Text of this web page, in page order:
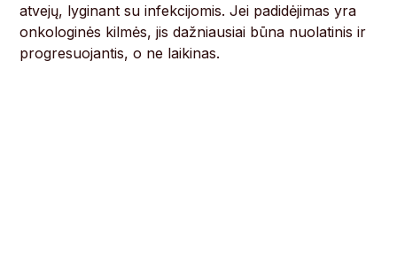
atvejų, lyginant su infekcijomis. Jei padidėjimas yra
onkologinės kilmės, jis dažniausiai būna nuolatinis ir
progresuojantis, o ne laikinas.